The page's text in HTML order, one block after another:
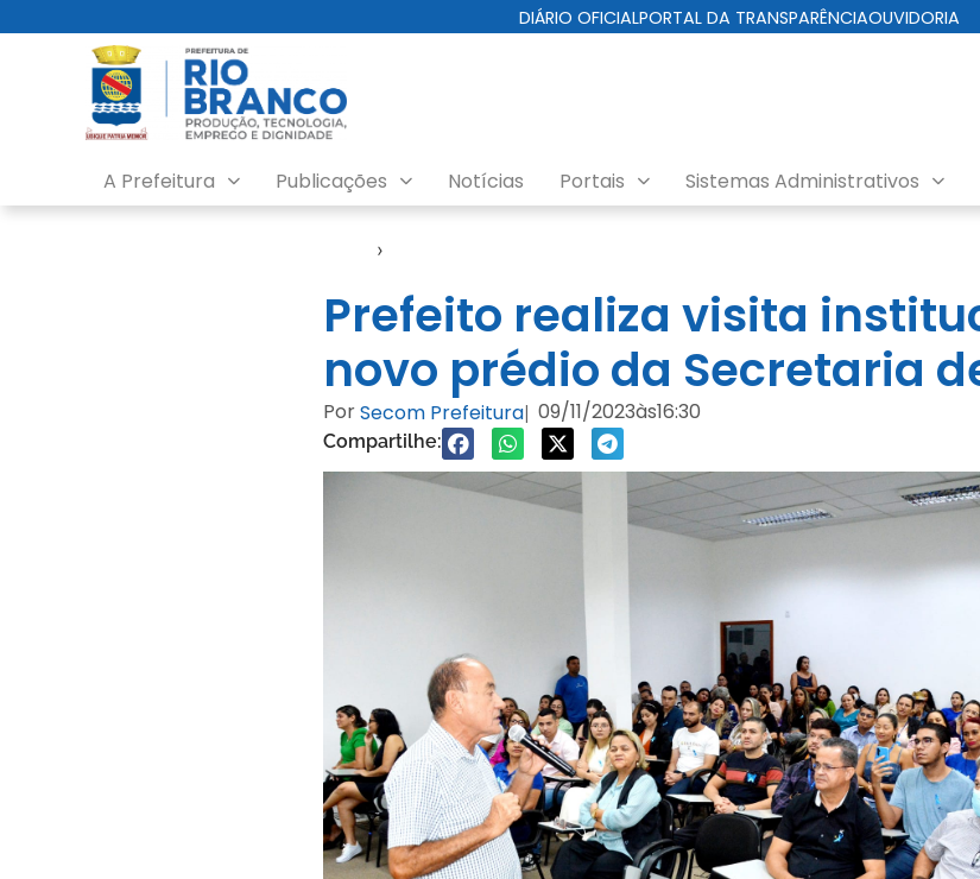
DIÁRIO OFICIALPORTAL DA TRANSPARÊNCIAOUVIDORIA
A Prefeitura Publicações Notícias Portais Sistemas Administrativos
›
Prefeito realiza visita
novo prédio da Secretaria
PorSecom Prefeitura| 09/11/2023às16:30
Compartilhe: